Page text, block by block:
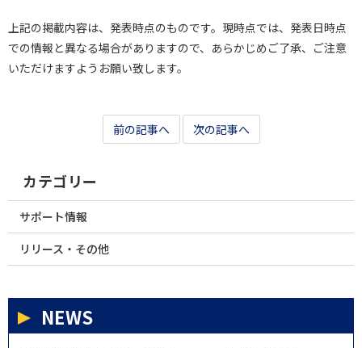
上記の掲載内容は、発表時点のものです。現時点では、発表日時点
での情報と異なる場合がありますので、あらかじめご了承、ご注意
いただけますようお願い致します。
前の記事へ 次の記事へ
カテゴリー
サポート情報
リリース・その他
NEWS